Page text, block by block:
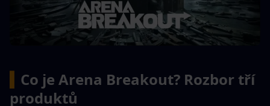
Co je Arena Breakout? Rozbor tří
produktů